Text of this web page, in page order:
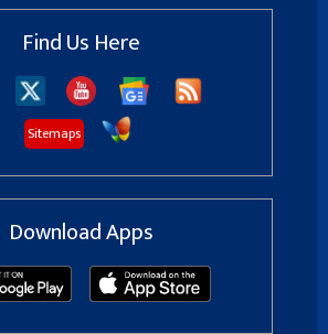
Find Us Here
Sitemaps
Download Apps